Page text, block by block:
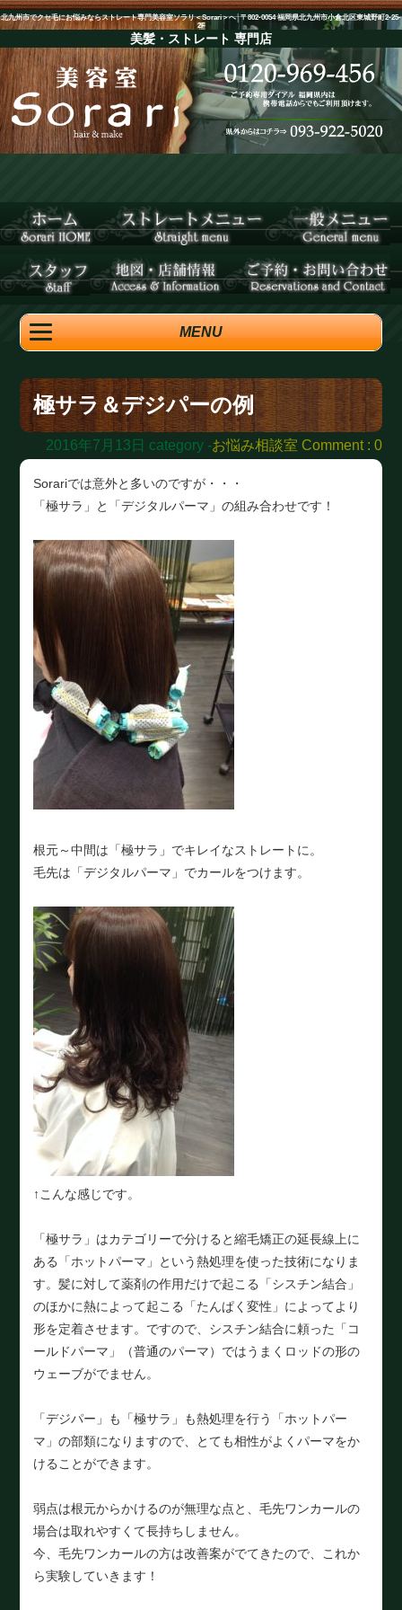
北九州市でクセ毛にお悩みならストレート専門美容室ソラリ＜Sorari＞へ│〒802-0054 福岡県北九州市小倉北区東城野町2-25-
2F
美髪・ストレート 専門店
MENU
極サラ＆デジパーの例
2016年7月13日 category -お悩み相談室 Comment : 0
Sorariでは意外と多いのですが・・・
「極サラ」と「デジタルパーマ」の組み合わせです！
根元～中間は「極サラ」でキレイなストレートに。
毛先は「デジタルパーマ」でカールをつけます。
↑こんな感じです。
「極サラ」はカテゴリーで分けると縮毛矯正の延長線上に
ある「ホットパーマ」という熱処理を使った技術になりま
す。髪に対して薬剤の作用だけで起こる「シスチン結合」
のほかに熱によって起こる「たんぱく変性」によってより
形を定着させます。ですので、シスチン結合に頼った「コ
ールドパーマ」（普通のパーマ）ではうまくロッドの形の
ウェーブがでません。
「デジパー」も「極サラ」も熱処理を行う「ホットパー
マ」の部類になりますので、とても相性がよくパーマをか
けることができます。
弱点は根元からかけるのが無理な点と、毛先ワンカールの
場合は取れやすくて長持ちしません。
今、毛先ワンカールの方は改善案がでてきたので、これか
ら実験していきます！